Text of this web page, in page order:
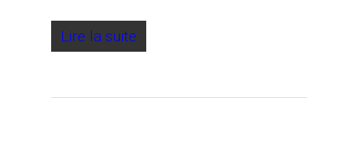
Lire la suite